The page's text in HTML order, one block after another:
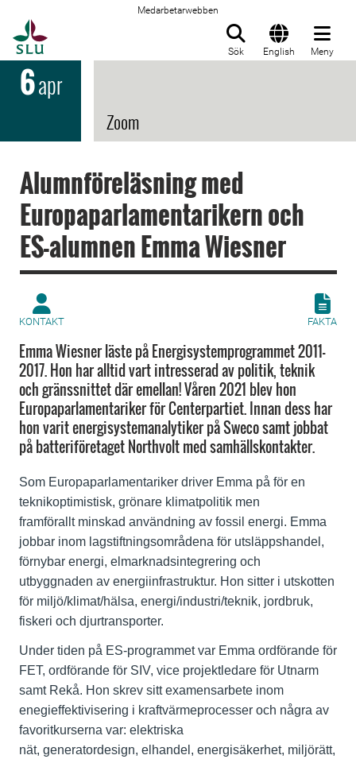
Medarbetarwebben
Sök English Meny
6apr
Zoom
Alumnföreläsning med
Europaparlamentarikern och
ES-alumnen Emma Wiesner
KONTAKT FAKTA
Emma Wiesner läste på Energisystemprogrammet 2011-
2017. Hon har alltid vart intresserad av politik, teknik
och gränssnittet där emellan! Våren 2021 blev hon
Europaparlamentariker för Centerpartiet. Innan dess har
hon varit energisystemanalytiker på Sweco samt jobbat
på batteriföretaget Northvolt med samhällskontakter.
Som Europaparlamentariker driver Emma på för en
teknikoptimistisk, grönare klimatpolitik men
framförallt minskad användning av fossil energi. Emma
jobbar inom lagstiftningsområdena för utsläppshandel,
förnybar energi, elmarknadsintegrering och
utbyggnaden av energiinfrastruktur. Hon sitter i utskotten
för miljö/klimat/hälsa, energi/industri/teknik, jordbruk,
fiskeri och djurtransporter.
Under tiden på ES-programmet var Emma ordförande för
FET, ordförande för SIV, vice projektledare för Utnarm
samt Rekå. Hon skrev sitt examensarbete inom
enegieffektivisering i kraftvärmeprocesser och några av
favoritkurserna var: elektriska
nät, generatordesign, elhandel, energisäkerhet, miljörätt,